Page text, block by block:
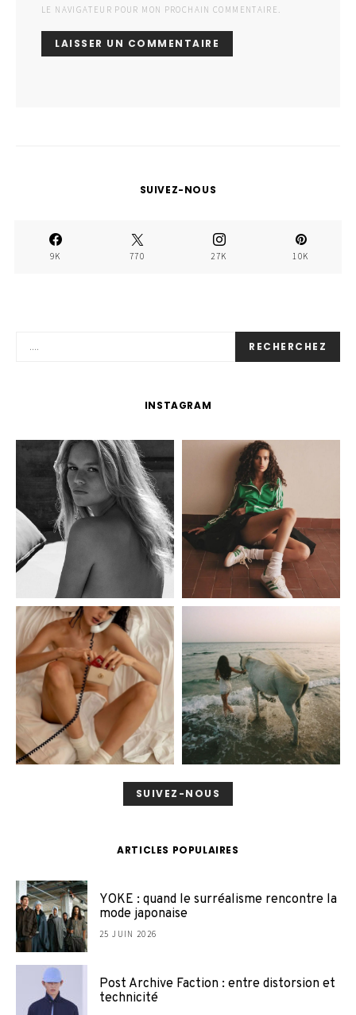
LE NAVIGATEUR POUR MON PROCHAIN COMMENTAIRE.
SUIVEZ-NOUS
9K 770 27K 10K
RECHERCHEZ
INSTAGRAM
SUIVEZ-NOUS
ARTICLES POPULAIRES
YOKE : quand le surréalisme rencontre la
mode japonaise
25 JUIN 2026
Post Archive Faction : entre distorsion et
technicité